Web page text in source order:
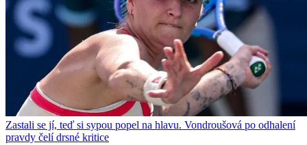
Zastali se jí, teď si sypou popel na hlavu. Vondroušová po odhalení
pravdy čelí drsné kritice